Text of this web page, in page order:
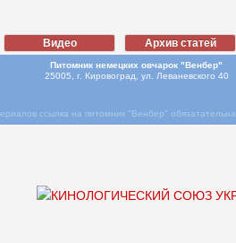
Питомник немецких овчарок "Венбер"
25005, г. Кировоград, ул. Леваневского 40
ссылка на питомник "Венбер" обязатательна